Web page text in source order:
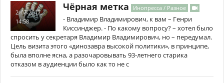
2-07-2017,
14:58
Чёрная метка Инопресса / Разное
- Владимир Владимирович, к вам – Генри
Киссинджер. - По какому вопросу? – хотел было
спросить у секретаря Владимир Владимирович, но – передумал.
Цель визита этого «динозавра высокой политики», в принципе,
была вполне ясна, а разочаровывать 93-летнего старика
отказом в аудиенции было как то не с